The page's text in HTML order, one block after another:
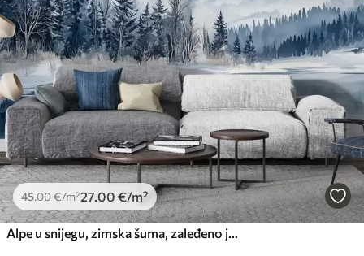
45.00€/m²27 .00 €/m²